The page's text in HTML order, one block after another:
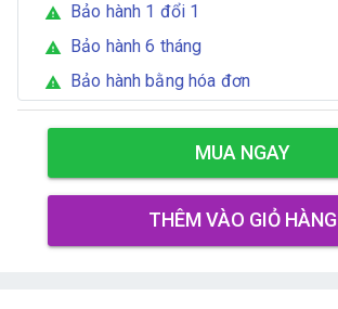
warning Bảo hành 1 đổi 1
warning Bảo hành 6 tháng
warning Bảo hành bằng hóa đơn
MUA NGAY
THÊM VÀO GIỎ HÀNG